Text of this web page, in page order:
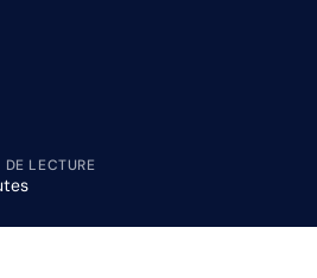
DE LECTURE